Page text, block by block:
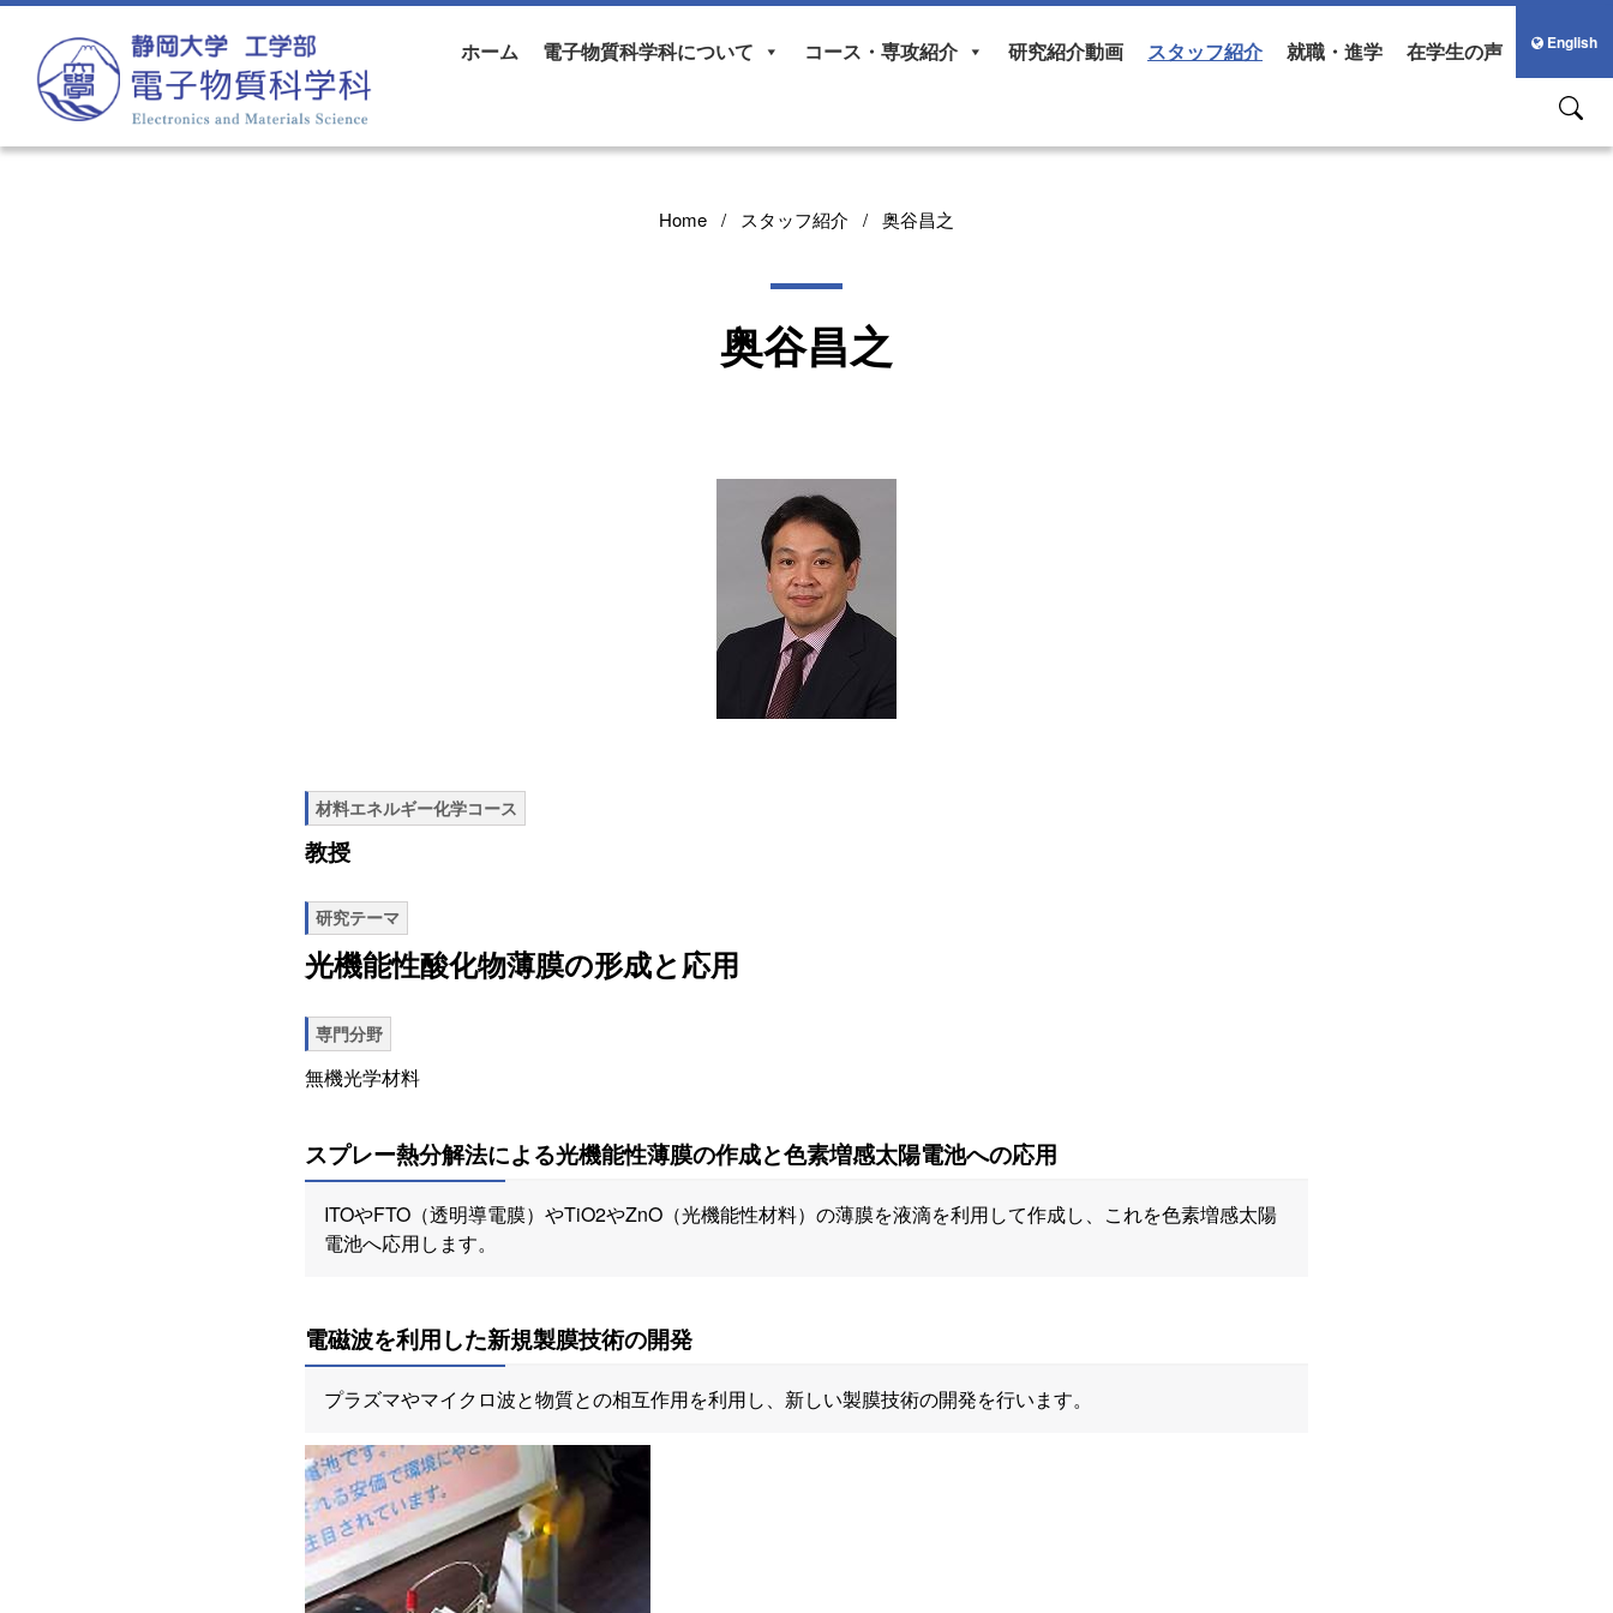
メインナビゲーション
English
ホーム 電子物質科学科について コース・専攻紹介 研究紹介動画 スタッフ紹介 就職・進学 在学生の声
Home スタッフ紹介 奥谷昌之
奥谷昌之
材料エネルギー化学コース
教授
研究テーマ
光機能性酸化物薄膜の形成と応用
専門分野
無機光学材料
スプレー熱分解法による光機能性薄膜の作成と色素増感太陽電池への応用
ITOやFTO（透明導電膜）やTiO2やZnO（光機能性材料）の薄膜を液滴を利用して作成し、これを色素増感太陽
電池へ応用します。
電磁波を利用した新規製膜技術の開発
プラズマやマイクロ波と物質との相互作用を利用し、新しい製膜技術の開発を行います。